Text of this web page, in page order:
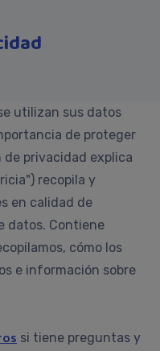
utilizan sus datos
de proteger
de privacidad explica
recopila y
en calidad de
datos. Contiene
cómo los
e información sobre
si tiene preguntas y